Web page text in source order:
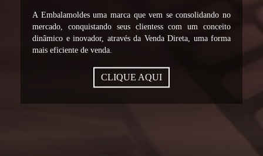
A Embalamoldes uma marca que vem se consolidando no
mercado, conquistando seus clientess com um conceito
dinâmico e inovador, através da Venda Direta, uma forma
mais eficiente de venda.
CLIQUE AQUI